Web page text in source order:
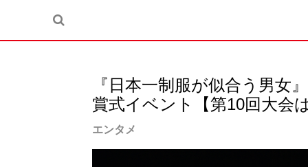
『日本一制服が似合う男女
賞式イベント【第10回大会
エンタメ